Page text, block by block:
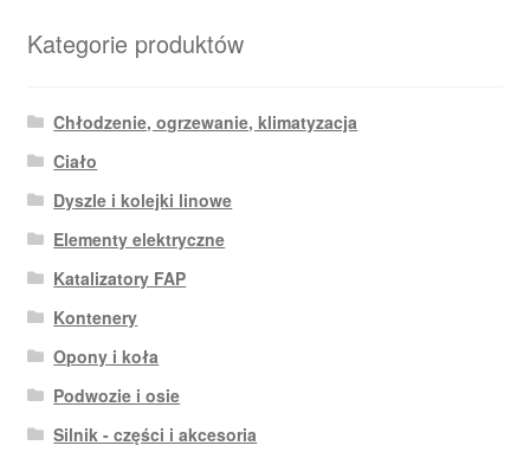
Kategorie produktów
Chłodzenie, ogrzewanie, klimatyzacja
Ciało
Dyszle i kolejki linowe
Elementy elektryczne
Katalizatory FAP
Kontenery
Opony i koła
Podwozie i osie
Silnik - części i akcesoria